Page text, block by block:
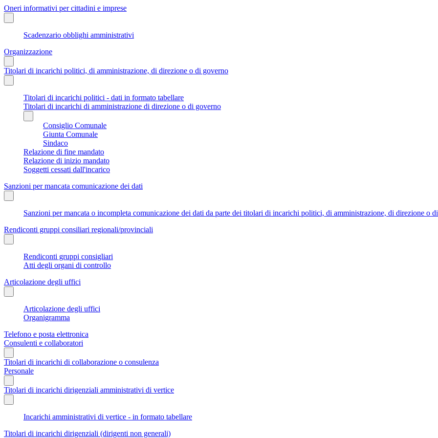
Oneri informativi per cittadini e imprese
Scadenzario obblighi amministrativi
Organizzazione
Titolari di incarichi politici, di amministrazione, di direzione o di governo
Titolari di incarichi politici - dati in formato tabellare
Titolari di incarichi di amministrazione di direzione o di governo
Consiglio Comunale
Giunta Comunale
Sindaco
Relazione di fine mandato
Relazione di inizio mandato
Soggetti cessati dall'incarico
Sanzioni per mancata comunicazione dei dati
Sanzioni per mancata o incompleta comunicazione dei dati da parte dei titolari di incarichi politici, di amministrazione, di direzione o
Rendiconti gruppi consiliari regionali/provinciali
Rendiconti gruppi consigliari
Atti degli organi di controllo
Articolazione degli uffici
Articolazione degli uffici
Organigramma
Telefono e posta elettronica
Consulenti e collaboratori
Titolari di incarichi di collaborazione o consulenza
Personale
Titolari di incarichi dirigenziali amministrativi di vertice
Incarichi amministrativi di vertice - in formato tabellare
Titolari di incarichi dirigenziali (dirigenti non generali)